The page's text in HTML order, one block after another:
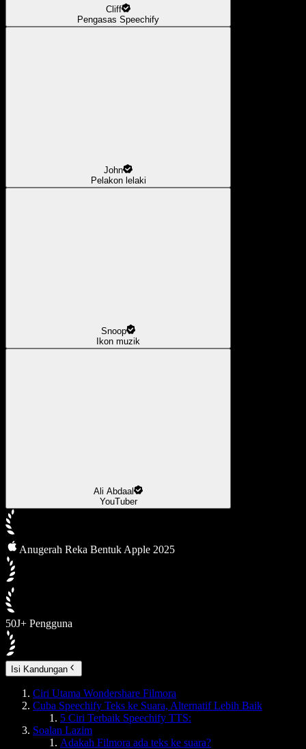
Cliff
Pengasas Speechify
John
Pelakon lelaki
Snoop
Ikon muzik
Ali Abdaal
YouTuber
Anugerah Reka Bentuk Apple 2025
50J+ Pengguna
Isi Kandungan
Ciri Utama Wondershare Filmora
Cuba Speechify Teks ke Suara, Alternatif Lebih Baik
5 Ciri Terbaik Speechify TTS:
Soalan Lazim
Adakah Filmora ada teks ke suara?